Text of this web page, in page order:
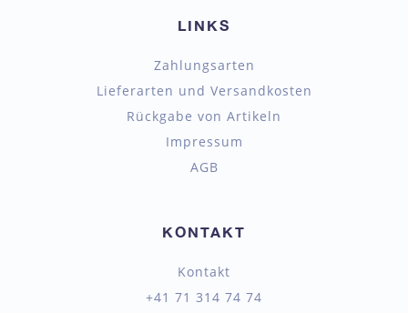
LINKS
Zahlungsarten
Lieferarten und Versandkosten
Rückgabe von Artikeln
Impressum
AGB
KONTAKT
Kontakt
+41 71 314 74 74